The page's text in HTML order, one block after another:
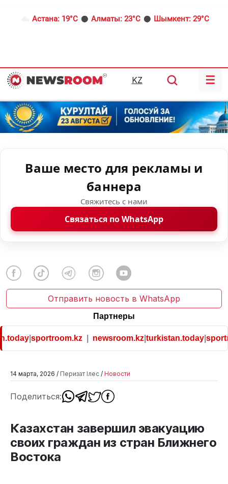
Астана: 19°C Алматы: 23°C Шымкент: 29°C
KZ ☰
Ваше место для рекламы и
баннера
Свяжитесь с нами
Связаться по WhatsApp
Отправить новость в WhatsApp
Партнеры
|sportroom.kz| newsroom.kz|turkistan.today|
14 марта, 2026 / Перизат Ілес / Новости
Поделиться:
Казахстан завершил эвакуацию
своих граждан из стран Ближнего
Востока